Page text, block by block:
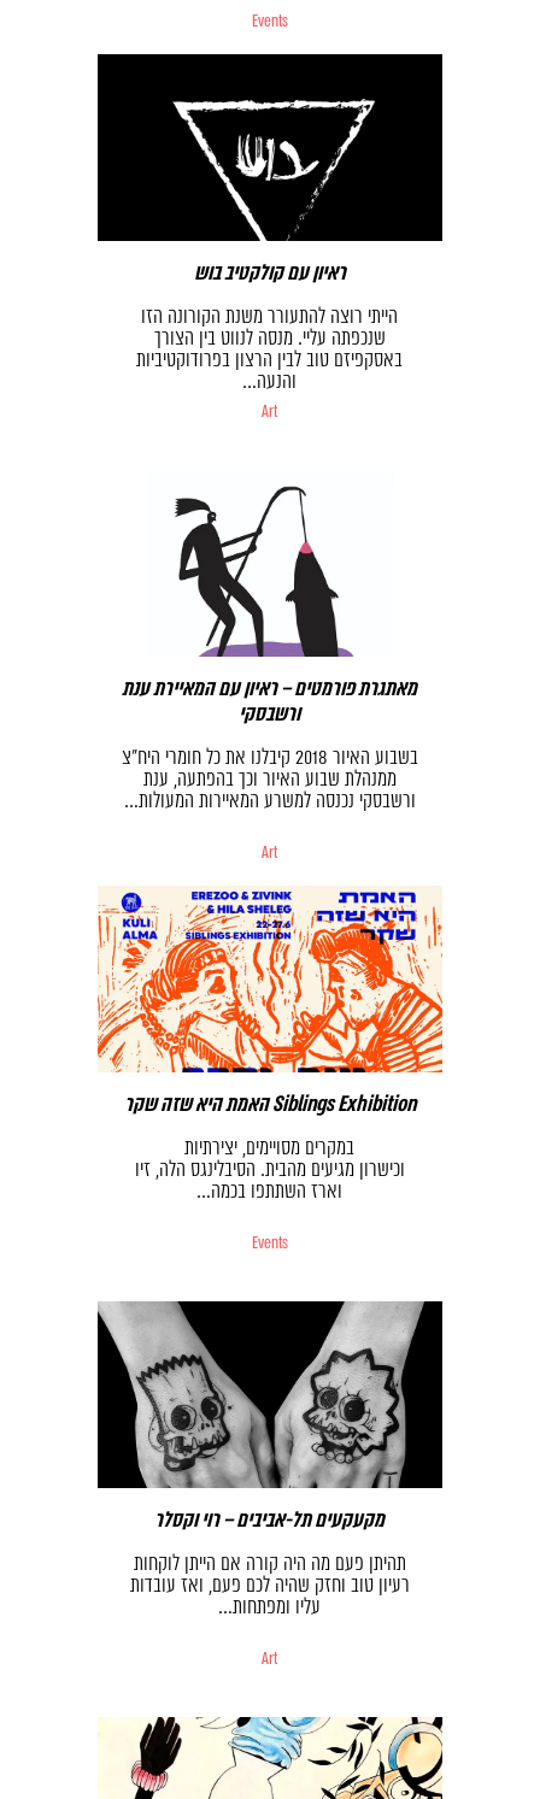
Events
ראיון עם קולקטיב בוש
הייתי רוצה להתעורר משנת הקורונה הזו
שנכפתה עליי. מנסה לנווט בין הצורך
באסקפיזם טוב לבין הרצון בפרודוקטיביות
והנעה…
Art
מאתגרת פורמטים – ראיון עם המאיירת ענת
ורשבסקי
בשבוע האיור 2018 קיבלנו את כל חומרי היח״צ
ממנהלת שבוע האיור וכך בהפתעה, ענת
ורשבסקי נכנסה למשרע המאיירות המעולות…
Art
האמת היא שזה שקר Siblings Exhibition
במקרים מסויימים, יצירתיות
וכישרון מגיעים מהבית. הסיבלינגס הלה, זיו
וארז השתתפו בכמה…
Events
מקעקעים תל-אביבים – רוי וקסלר
תהיתן פעם מה היה קורה אם הייתן לוקחות
רעיון טוב וחזק שהיה לכם פעם, ואז עובדות
עליו ומפתחות…
Art